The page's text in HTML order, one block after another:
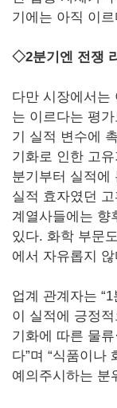
기에는 아직 이
◇2분기엔 전쟁
다만 시장에서는
는 이르다는 평
기 실적 변수에
기화로 인한 고
분기부터 실적에
실적 효자였던
계열사들에는 향
있다. 화학 부문
에서 자유롭지 않
업계 관계자는
이 실적에 긍정
기화에 따른 물
다”며 “식품이나
예의주시하는 분